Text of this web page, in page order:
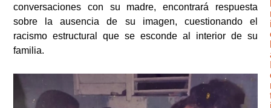
conversaciones con su madre, encontrará respuesta
sobre la ausencia de su imagen, cuestionando el
racismo estructural que se esconde al interior de su
familia.
i